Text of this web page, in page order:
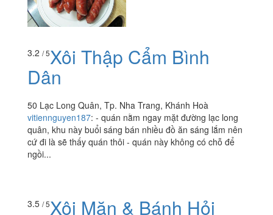
động,...
3.2/ 5Xôi Thập Cẩm Bình
Dân
50 Lạc Long Quân, Tp. Nha Trang, Khánh Hoà
ngồi...